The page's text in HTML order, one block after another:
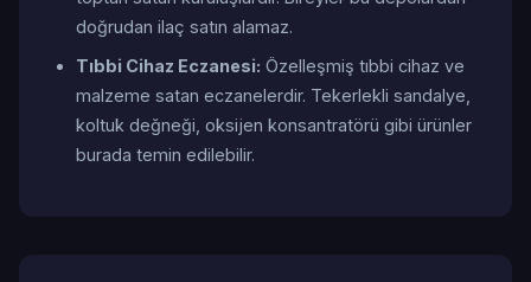
doğrudan ilaç satın alamaz.
Tıbbi Cihaz Eczanesi: Özelleşmiş tıbbi cihaz ve
malzeme satan eczanelerdir. Tekerlekli sandalye,
koltuk değneği, oksijen konsantratörü gibi ürünler
burada temin edilebilir.